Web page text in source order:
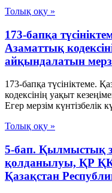
Толық оқу »
173-бапқа
Азаматтық
айқындалатын
173-бапқа түсініктеме.
кодексінің уақыт
Егер мерзім күнтізбелік
Толық оқу »
5-бап. Қылмыстық
қолданылуы, ҚР
Қазақстан